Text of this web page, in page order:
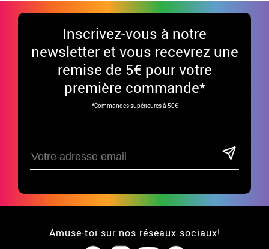
Inscrivez-vous à notre
newsletter et vous recevrez une
remise de 5€ pour votre
première commande*
*Commandes supérieures à 50€
Amuse-toi sur nos réseaux sociaux!